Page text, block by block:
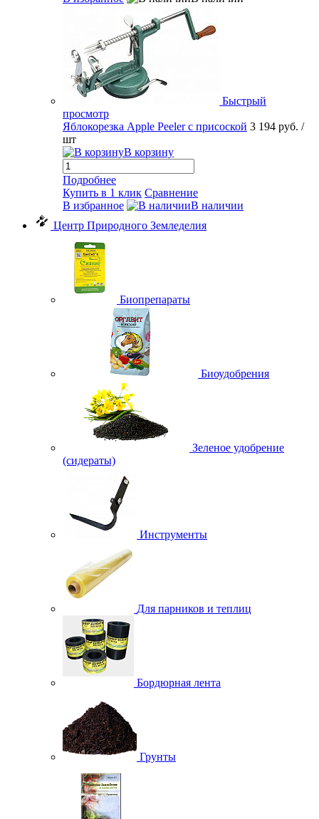
Быстрый
просмотр
Яблокорезка Apple Peeler с присоской 3 194 руб. /
шт
В корзину
Подробнее
Купить в 1 клик Сравнение
В избранное
В наличии
Центр Природного Земледелия
Биопрепараты
Биоудобрения
Зеленое удобрение
(сидераты)
Инструменты
Для парников и теплиц
Бордюрная лента
Грунты